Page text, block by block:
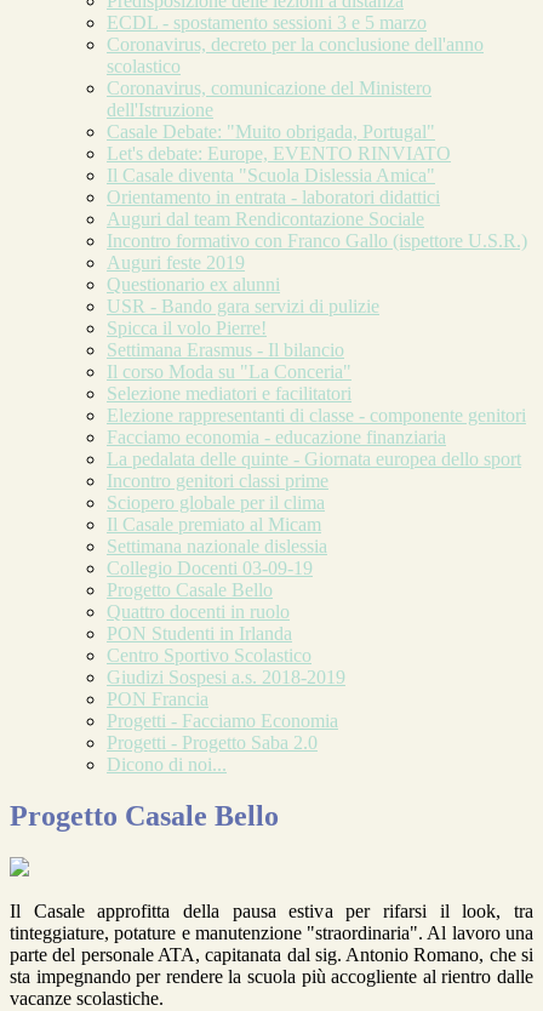
ECDL - spostamento sessioni 3 e 5 marzo
Coronavirus, decreto per la conclusione dell'anno
scolastico
Coronavirus, comunicazione del Ministero
dell'Istruzione
Casale Debate: "Muito obrigada, Portugal"
Let's debate: Europe, EVENTO RINVIATO
Il Casale diventa "Scuola Dislessia Amica"
Orientamento in entrata - laboratori didattici
Auguri dal team Rendicontazione Sociale
Incontro formativo con Franco Gallo (ispettore U.S.R.)
Auguri feste 2019
Questionario ex alunni
USR - Bando gara servizi di pulizie
Spicca il volo Pierre!
Settimana Erasmus - Il bilancio
Il corso Moda su "La Conceria"
Selezione mediatori e facilitatori
Elezione rappresentanti di classe - componente genitori
Facciamo economia - educazione finanziaria
La pedalata delle quinte - Giornata europea dello sport
Incontro genitori classi prime
Sciopero globale per il clima
Il Casale premiato al Micam
Settimana nazionale dislessia
Collegio Docenti 03-09-19
Progetto Casale Bello
Quattro docenti in ruolo
PON Studenti in Irlanda
Centro Sportivo Scolastico
Giudizi Sospesi a.s. 2018-2019
PON Francia
Progetti - Facciamo Economia
Progetti - Progetto Saba 2.0
Dicono di noi...
Progetto Casale Bello
Il Casale approfitta della pausa estiva per rifarsi il look, tra
tinteggiature, potature e manutenzione "straordinaria". Al lavoro una
parte del personale ATA, capitanata dal sig. Antonio Romano, che si
sta impegnando per rendere la scuola più accogliente al rientro dalle
vacanze scolastiche.